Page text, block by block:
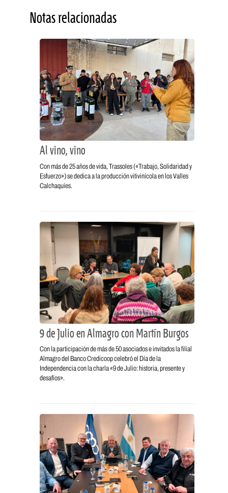
Notas relacionadas
Al vino, vino
Con más de 25 años de vida, Trassoles («Trabajo, Solidaridad y
Esfuerzo») se dedica a la producción vitivinícola en los Valles
Calchaquíes.
9 de Julio en Almagro con Martín Burgos
Con la participación de más de 50 asociados e invitados la filial
Almagro del Banco Credicoop celebró el Día de la
Independencia con la charla «9 de Julio: historia, presente y
desafíos».